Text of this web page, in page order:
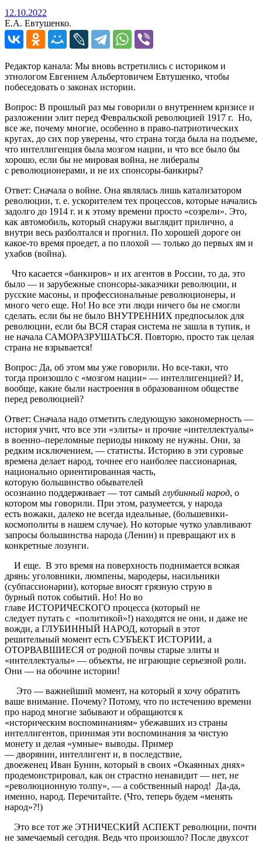
12.10.2022
Е.А. Евтушенко.
Редактор канала: Мы вновь встретились с историком и
этнологом Евгением Альбертовичем Евтушенко, чтобы
побеседовать о законах истории.
Вопрос: В прошлый раз мы говорили о внутреннем кризисе и
разложении элит перед Февральской революцией 1917 г. Но,
все же, почему многие, особенно в право-патриотических
кругах, до сих пор уверены, что страна тогда была на подъеме,
что интеллигенция была мозгом нации, и что все было бы
хорошо, если бы не мировая война, не либералы
с революционерами, и не их спонсоры-банкиры?
Ответ: Сначала о войне. Она являлась лишь катализатором
революции, т. е. ускорителем тех процессов, которые начались
задолго до 1914 г. и к этому времени просто «созрели». Это,
как автомобиль, который снаружи выглядит прилично, а
внутри весь разболтался и прогнил. По хорошей дороге он
какое-то время проедет, а по плохой — только до первых ям и
ухабов (война).
Что касается «банкиров» и их агентов в России, то да, это
было — и зарубежные спонсоры-заказчики революции, и
русские масоны, и профессиональные революционеры, и
много чего еще. Но! Но все эти люди ничего бы не смогли
сделать. если бы не было ВНУТРЕННИХ предпосылок для
революции, если бы ВСЯ старая система не зашла в тупик, и
не начала САМОРАЗРУШАТЬСЯ. Повторю, просто так целая
страна не взрывается!
Вопрос: Да, об этом мы уже говорили. Но все-таки, что
тогда произошло с «мозгом нации» — интеллигенцией? И,
вообще, какие были настроения в образованном обществе
перед революцией?
Ответ: Сначала надо отметить следующую закономерность —
история учит, что все эти «элиты» и прочие «интеллектуалы»
в военно–переломные периоды никому не нужны. Они, за
редким исключением, — статисты. Историю в эти суровые
времена делает народ, точнее его наиболее пассионарная,
национально ориентированная часть,
которую большинство обывателей
осознанно поддерживает — тот самый глубинный народ, о
котором мы говорили. При этом, разумеется, у народа
есть вожаки, далеко не всегда идеальные, (большевики-
космополиты в нашем случае). Но которые чутко улавливают
запросы большинства народа (Ленин) и превращают их в
конкретные лозунги.
И еще. В это время на поверхность поднимается всякая
дрянь: уголовники, люмпены, мародеры, насильники
(субпассионарии), которые вносят грязную струю в
бурный поток событий. Но! Но во
главе ИСТОРИЧЕСКОГО процесса (который не
следует путать с «политикой»!) находятся не они, и даже не
вожди, а ГЛУБИННЫЙ НАРОД, который в этот
решительный момент есть СУБЪЕКТ ИСТОРИИ, а
ОТОРВАВШИЕСЯ от родной почвы старые элиты и
«интеллектуалы» — объекты, не играющие серьезной роли.
Они — на обочине истории!
Это — важнейший момент, на который я хочу обратить
ваше внимание. Почему? Потому, что по истечению времени
про народ многие забывают и обращаются к
«историческим воспоминаниям» убежавших из страны
интеллигентов, принимая эти воспоминания за чистую
монету и делая «умные» выводы. Пример
— дворянин, интеллигент и, в последствие,
двоеженец Иван Бунин, который в своих «Окаянных днях»
продемонстрировал, как он страстно ненавидит — нет, не
«революционную толпу», — а собственный народ! Да-да,
именно, народ. Перечитайте. (Что, теперь будем «менять
народ»?!)
Это все тот же ЭТНИЧЕСКИЙ АСПЕКТ революции, почти
не замечаемый сегодня. Ведь что произошло? После двухсот